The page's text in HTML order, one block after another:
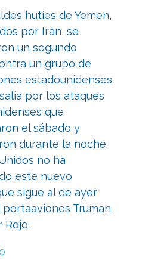
hutíes de Yemen,
por Irán, se
un segundo
un grupo de
estadounidenses
por los ataques
que
el sábado y
durante la noche.
no ha
este nuevo
sigue al de ayer
Truman
Rojo.